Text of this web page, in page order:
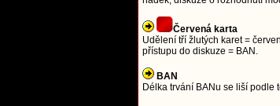
Červená karta
Udělení tří žlutých karet =
přístupu do diskuze = BAN.
BAN
Délka trvání BANu se liší podle